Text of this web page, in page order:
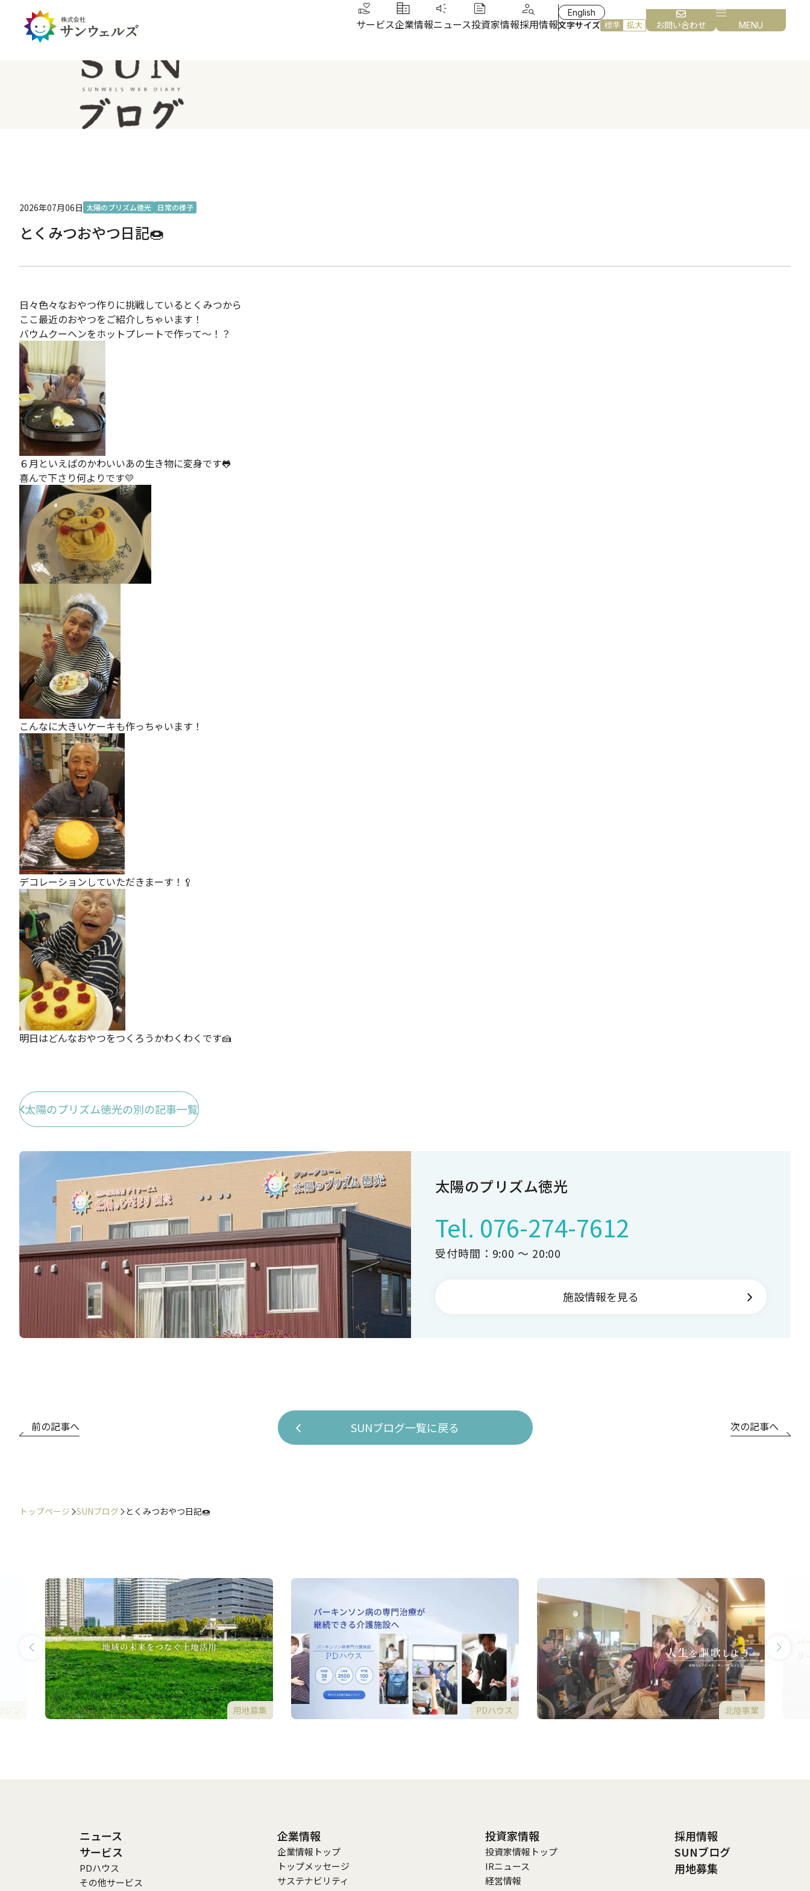
サービス
全国 PDハウス
北陸 介護生活のアイテム
企業情報
企業情報トップ
サステナビリティ
ニュース投資家情報
投資家情報トップ
経営情報
採用情報
English
文字サイズ 標準 拡大 お問い合わせ MENU
2026年07月06日 太陽のプリズム徳光 日常の様子
とくみつおやつ日記🍩
日々色々なおやつ作りに挑戦しているとくみつから
ここ最近のおやつをご紹介しちゃいます！
バウムクーヘンをホットプレートで作って～！？
６月といえばのかわいいあの生き物に変身です🐸
喜んで下さり何よりです💛
こんなに大きいケーキも作っちゃいます！
デコレーションしていただきまーす！🥄
明日はどんなおやつをつくろうかわくわくです🍰
太陽のプリズム徳光の別の記事一覧
太陽のプリズム徳光
Tel. 076-274-7612
受付時間：9:00 ～ 20:00
施設情報を見る
前の記事へ SUNブログ一覧に戻る 次の記事へ
トップページ SUNブログ とくみつおやつ日記🍩
用地募集 PDハウス 北陸事業
ニュース
サービス
PDハウス
その他サービス
企業情報
企業情報トップ
トップメッセージ
サステナビリティ
投資家情報
投資家情報トップ
IRニュース
経営情報
採用情報
SUNブログ
用地募集